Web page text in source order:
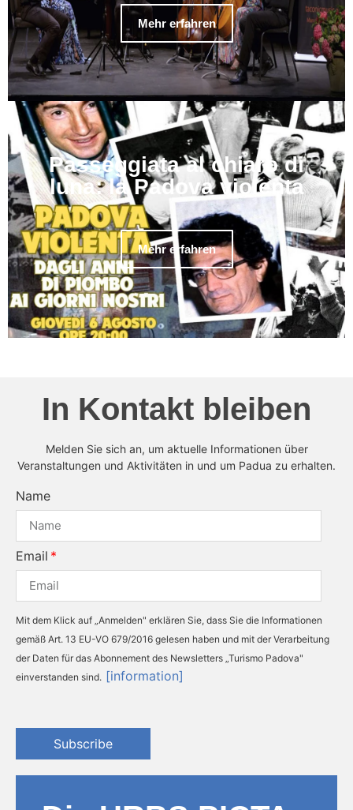
Mehr erfahren
Passeggiata al chiaro di
luna: la Padova violenta
Mehr erfahren
In Kontakt bleiben
Melden Sie sich an, um aktuelle Informationen über
Veranstaltungen und Aktivitäten in und um Padua zu erhalten.
Name
Email
Mit dem Klick auf „Anmelden" erklären Sie, dass Sie die Informationen
gemäß Art. 13 EU-VO 679/2016 gelesen haben und mit der Verarbeitung
der Daten für das Abonnement des Newsletters „Turismo Padova"
einverstanden sind. [information]
Subscribe